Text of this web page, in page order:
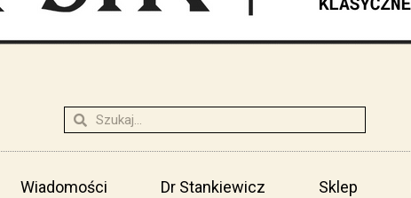
Wiadomości Dr Stankiewicz Sklep